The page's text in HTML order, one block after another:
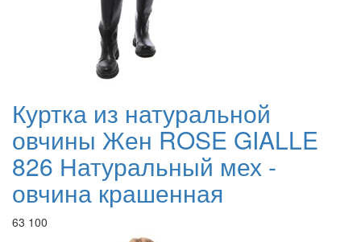
Куртка из натуральной
овчины Жен ROSE GIALLE
826 Натуральный мех -
овчина крашенная
63 100